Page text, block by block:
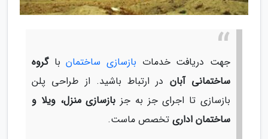
جهت دریافت خدمات بازسازی ساختمانباگروه
ساختمانی آبان در ارتباط باشید. از طراحی پلن
بازسازی تا اجرای جز به جز بازسازی منزل، ویلا و
ساختمان اداری تخصص ماست.